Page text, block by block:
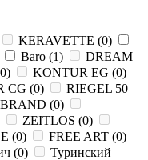
KERAVETTE (0)
Baro (1)
DREAM
0) KONTUR EG (0)
СG (0)
RIEGEL 50
(0)
ZEITLOS (0)
(0) FREE ART (0)
(0)
Туринский